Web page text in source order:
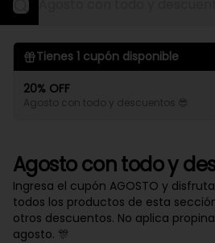
Tienes 1 cupón disponible
20% OFF
Agosto con todo y descuentos 😎
Agosto con todo y
Ingresa el cupón AGOSTO y
todos los productos de esta
otros descuentos. No aplica
agosto. 🎊